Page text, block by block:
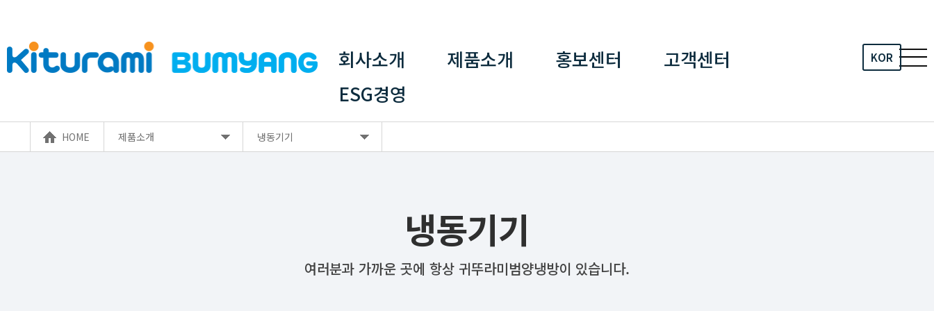
회사소개 제품소개 홍보센터
고객센터
ESG경영
KOR
HOME 제품소개 냉동기기
냉동기기
여러분과 가까운 곳에 항상 귀뚜라미범양냉방이 있습니다.